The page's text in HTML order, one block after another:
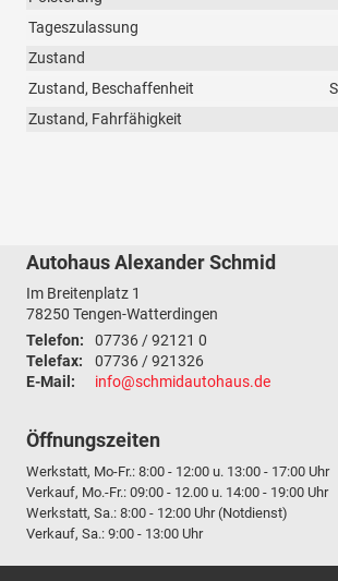
Tageszulassung
Zustand
Zustand, Beschaffenheit
Zustand, Fahrfähigkeit
Autohaus Alexander Schmid
Im Breitenplatz 1
78250 Tengen-Watterdingen
Telefon:
07736 / 92121 0
Telefax:
07736 / 921326
E-Mail:
info@schmidautohaus.de
Öffnungszeiten
Werkstatt, Mo-Fr.: 8:00 - 12:00 u. 13:00 - 17:00 Uhr
Verkauf, Mo.-Fr.: 09:00 - 12.00 u. 14:00 - 19:00 Uhr
Werkstatt, Sa.: 8:00 - 12:00 Uhr (Notdienst)
Verkauf, Sa.: 9:00 - 13:00 Uhr